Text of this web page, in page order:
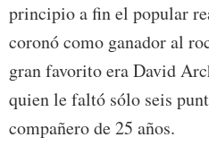
principio a fin el popular
coronó como ganador al
gran favorito era David
quien le faltó sólo seis
compañero de 25 años.